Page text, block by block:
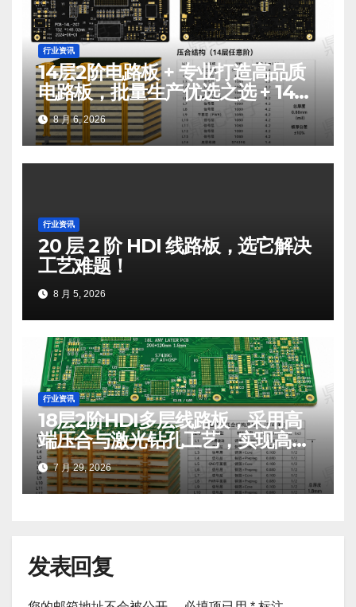
行业资讯
14层2阶电路板 + 专业打造高品质
电路板，批量生产优选之选 + 14层
2阶电路板生产
8 月 6, 2026
行业资讯
20 层 2 阶 HDI 线路板，选它解决
工艺难题！
8 月 5, 2026
行业资讯
18层2阶HDI多层线路板，采用高
端压合与激光钻孔工艺，实现高密
度互连设计。
7 月 29, 2026
发表回复